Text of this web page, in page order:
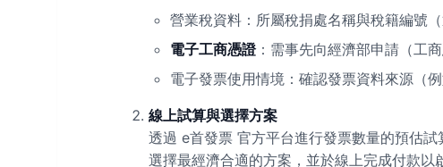
營業稅資料：所屬稅捐處名稱與稅籍編號（
電子工商憑證：需事先向經濟部申請（工
電子發票使用情境：確認發票資料來源（
線上試算與選擇方案
透過 e首發票 官方平台進行發票數量的預估
選擇最經濟合適的方案，並於線上完成付款以